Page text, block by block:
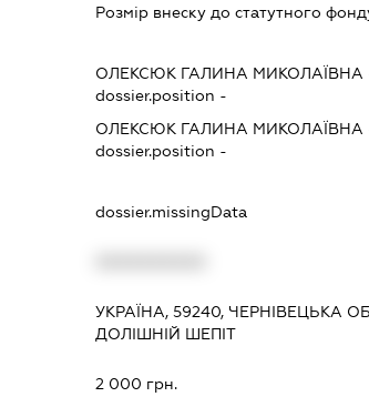
Розмір внеску до статутного
ОЛЕКСЮК ГАЛИНА МИКОЛАЇВНА
dossier.position -
ОЛЕКСЮК ГАЛИНА МИКОЛАЇВНА
dossier.position -
dossier.missingData
УКРАЇНА, 59240, ЧЕРНІВЕЦЬКА
ДОЛІШНІЙ ШЕПІТ
2 000 грн.